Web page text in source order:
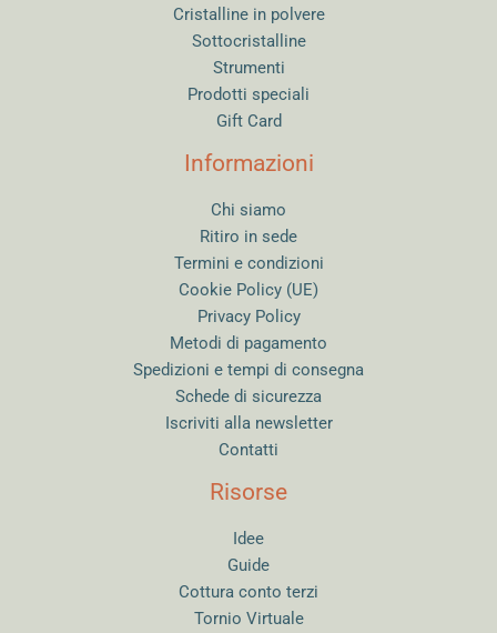
Cristalline in polvere
Sottocristalline
Strumenti
Prodotti speciali
Gift Card
Informazioni
Chi siamo
Ritiro in sede
Termini e condizioni
Cookie Policy (UE)
Privacy Policy
Metodi di pagamento
Spedizioni e tempi di consegna
Schede di sicurezza
Iscriviti alla newsletter
Contatti
Risorse
Idee
Guide
Cottura conto terzi
Tornio Virtuale